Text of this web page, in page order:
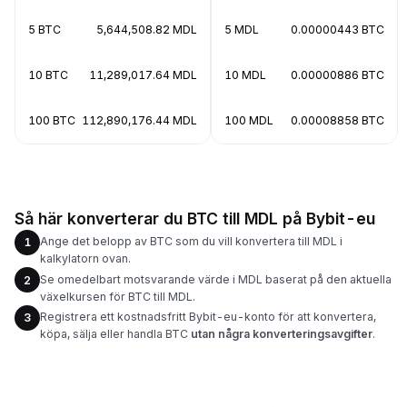
5 BTC 5,644,508.82 MDL
10 BTC 11,289,017.64 MDL
100 BTC 112,890,176.44 MDL
5 MDL 0.00000443 BTC
10 MDL 0.00000886 BTC
100 MDL 0.00008858 BTC
Så här konverterar du BTC till MDL på Bybit-eu
1
Ange det belopp av BTC som du vill konvertera till MDL i
kalkylatorn ovan.
2
Se omedelbart motsvarande värde i MDL baserat på den aktuella
växelkursen för BTC till MDL.
3
Registrera ett kostnadsfritt Bybit-eu-konto för att konvertera,
köpa, sälja eller handla BTC utan några konverteringsavgifter.